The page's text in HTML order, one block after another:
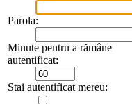
Parola:
Minute pentru a rămâne
autentificat:
Stai autentificat mereu: